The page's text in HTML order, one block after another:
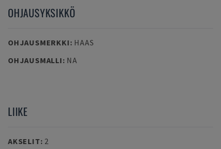
OHJAUSYKSIKKÖ
OHJAUSMERKKI: HAAS
OHJAUSMALLI: NA
LIIKE
AKSELIT: 2